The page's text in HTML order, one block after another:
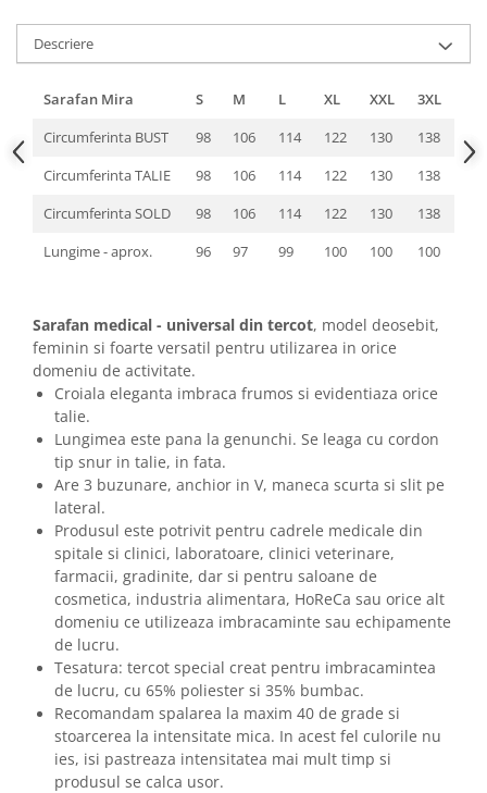
Descriere
Sarafan Mira S M L XL XXL
3XL
Circumferinta BUST
98 106 114 122 130
138
Circumferinta TALIE
98 106 114 122 130
138
Circumferinta SOLD
98 106 114 122 130
138
Lungime - aprox.
96 97 99 100 100 100
Sarafan medical - universal din tercot, model deosebit,
feminin si foarte versatil pentru utilizarea in orice
domeniu de activitate.
Croiala eleganta imbraca frumos si evidentiaza orice
talie.
Lungimea este pana la genunchi. Se leaga cu cordon
tip snur in talie, in fata.
Are 3 buzunare, anchior in V, maneca scurta si slit pe
lateral.
Produsul este potrivit pentru cadrele medicale din
spitale si clinici, laboratoare, clinici veterinare,
farmacii, gradinite, dar si pentru saloane de
cosmetica, industria alimentara, HoReCa sau orice alt
domeniu ce utilizeaza imbracaminte sau echipamente
de lucru.
Tesatura: tercot special creat pentru imbracamintea
de lucru, cu 65% poliester si 35% bumbac.
Recomandam spalarea la maxim 40 de grade si
stoarcerea la intensitate mica. In acest fel culorile nu
ies, isi pastreaza intensitatea mai mult timp si
produsul se calca usor.